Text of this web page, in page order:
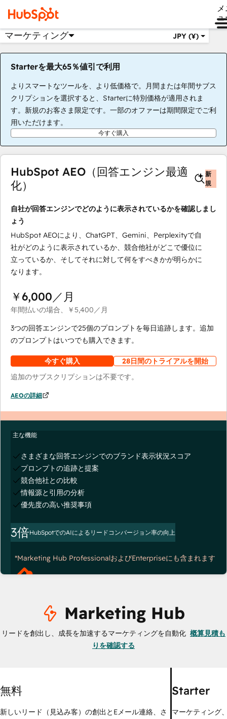
ュ
マーケティング JPY (¥)
Starterを最大65％値引で利用
よりスマートなツールを、より低価格で。月間または年間サブス
クリプションを選択すると、Starterに特別価格が適用されま
す。新規のお客さま限定です。一部のオファーは期間限定でご利
用いただけます。
今すぐ購入
HubSpot AEO（回答エンジン最適
化）
新
規
自社が回答エンジンでどのように表示されているかを確認しまし
ょう
HubSpot AEOにより、ChatGPT、Gemini、Perplexityで自
社がどのように表示されているか、競合他社がどこで優位に
立っているか、そしてそれに対して何をすべきかが明らかに
なります。
￥6,000／月
年間払いの場合、 ￥5,400／月
3つの回答エンジンで25個のプロンプトを毎日追跡します。追加
のプロンプトはいつでも購入できます。
今すぐ購入
28日間のトライアルを開始
追加のサブスクリプションは不要です。
AEOの詳細
主な機能
さまざまな回答エンジンでのブランド表示状況スコア
プロンプトの追跡と提案
競合他社との比較
情報源と引用の分析
優先度の高い推奨事項
3倍HubSpotでのAIによるリードコンバージョン率の向上
*Marketing Hub ProfessionalおよびEnterpriseにも含まれます
Marketing Hub
リードを創出し、成長を加速するマーケティングを自動化 概算見積も
りを確認する
無料
新しいリード（見込み客）の創出とEメール連絡、さ
Starter
マーケティング